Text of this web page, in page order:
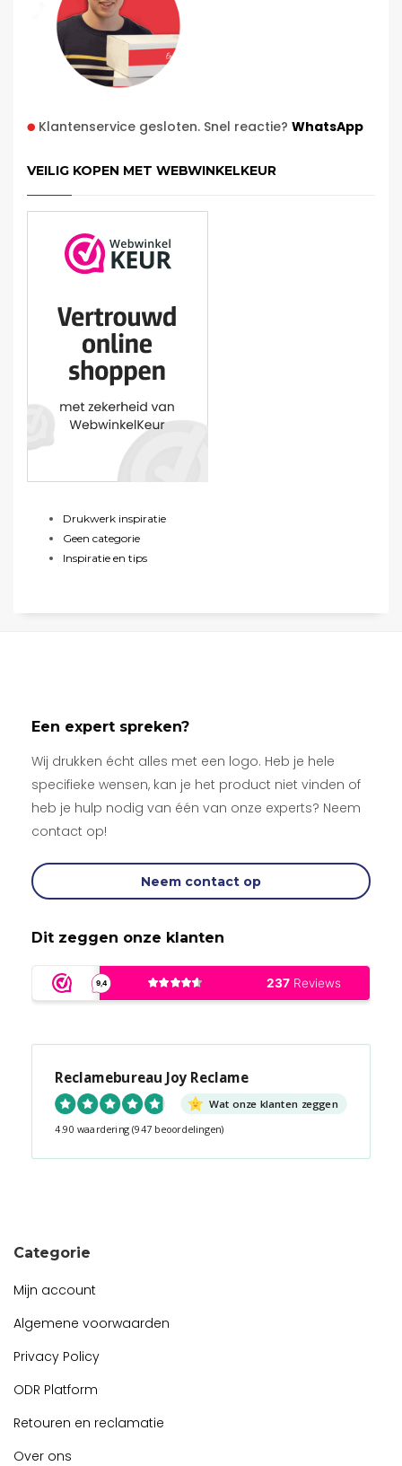
Klantenservice gesloten. Snel reactie? WhatsApp
VEILIG KOPEN MET WEBWINKELKEUR
Drukwerk inspiratie
Geen categorie
Inspiratie en tips
Een expert spreken?
Wij drukken écht alles met een logo. Heb je hele
specifieke wensen, kan je het product niet vinden of
heb je hulp nodig van één van onze experts? Neem
contact op!
Neem contact op
Dit zeggen onze klanten
Reclamebureau Joy Reclame
Wat onze klanten zeggen
4.90 waardering (947 beoordelingen)
Categorie
Mijn account
Algemene voorwaarden
Privacy Policy
ODR Platform
Retouren en reclamatie
Over ons